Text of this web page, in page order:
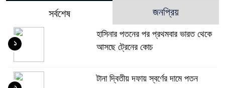
সর্বশেষ জনপ্রিয়
হাসিনার পতনের পর প্রথমবার ভারত থেকে
আসছে ট্রেনের কোচ
১
টানা দ্বিতীয় দফায় স্বর্ণের দামে পতন